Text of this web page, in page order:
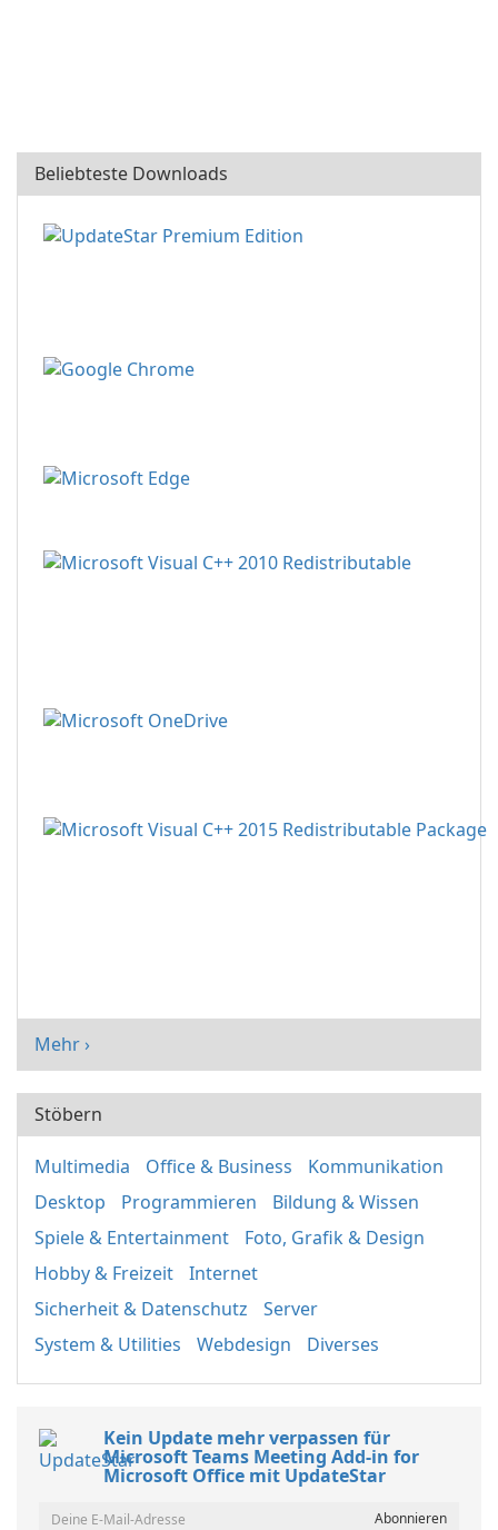
Beliebteste Downloads
Mehr ›
Stöbern
Multimedia Office & Business
Kommunikation
Desktop
Programmieren
Bildung & Wissen
Spiele & Entertainment
Foto, Grafik & Design
Hobby & Freizeit
Internet
Sicherheit & Datenschutz
Server
System & Utilities
Webdesign Diverses
Kein Update mehr verpassen für
Microsoft Teams Meeting Add-in for
Microsoft Office mit UpdateStar